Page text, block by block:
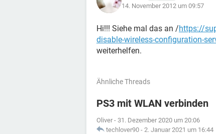
14. November 2012 um 09:57
Hi!!! Siehe mal das an /https://
disable-wireless-configuration-
weiterhelfen.
Ähnliche Threads
PS3 mit WLAN verbinden
Oliver - 31. Dezember 2020 um 20:06
techlover90 - 2. Januar 2021 um 16:44